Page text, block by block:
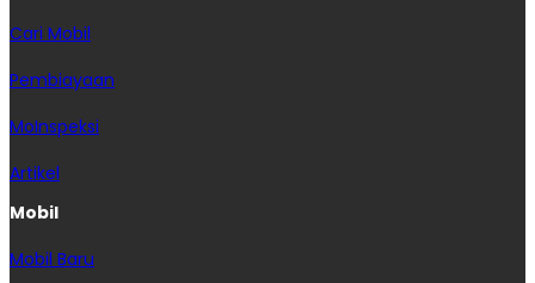
Cari Mobil
Pembiayaan
MoInspeksi
Artikel
Mobil
Mobil Baru